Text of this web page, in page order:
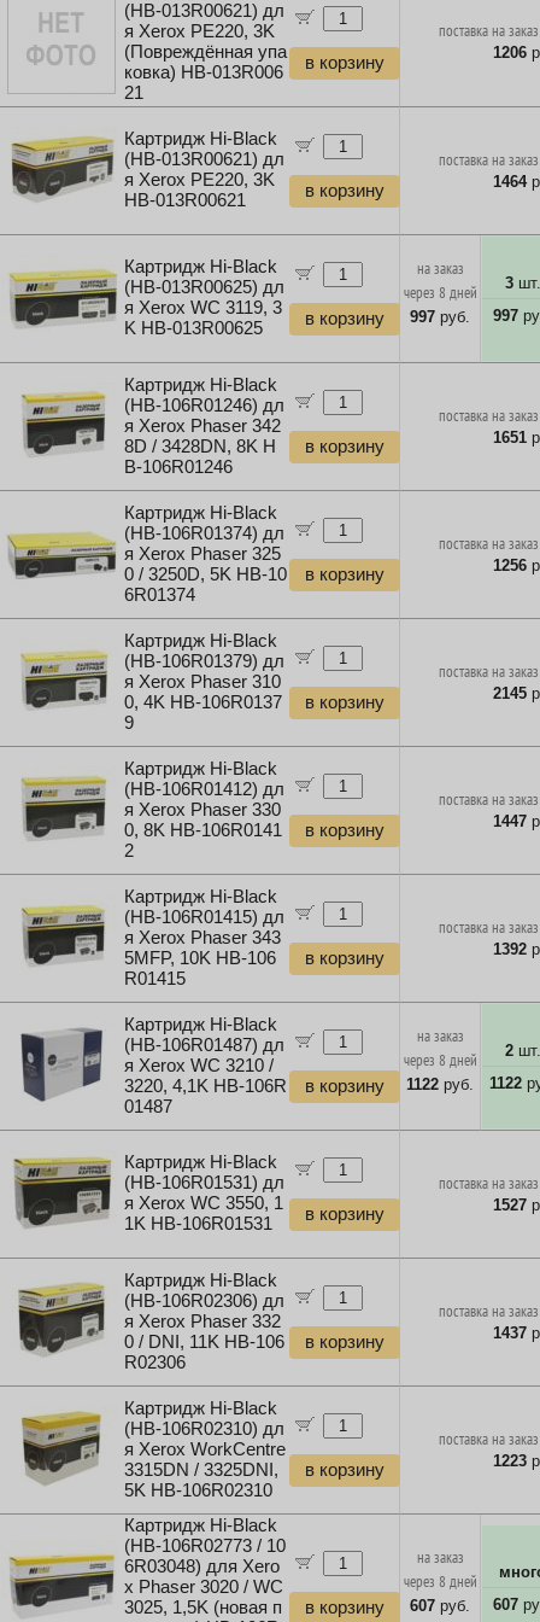
(HB-013R00621) дл
я Xerox PE220, 3K
(Повреждённая упа
ковка) HB-013R006
21
в корзину
поставка на
1206
Картридж Hi-Black
(HB-013R00621) дл
я Xerox PE220, 3K
HB-013R00621
в корзину
поставка на
1464
Картридж Hi-Black
(HB-013R00625) дл
я Xerox WC 3119, 3
K HB-013R00625
в корзину
на заказ
через 8 дней
997 руб.
3шт.
997
Картридж Hi-Black
(HB-106R01246) дл
я Xerox Phaser 342
8D / 3428DN, 8K H
B-106R01246
в корзину
поставка на
1651
Картридж Hi-Black
(HB-106R01374) дл
я Xerox Phaser 325
0 / 3250D, 5K HB-10
6R01374
в корзину
поставка на
1256
Картридж Hi-Black
(HB-106R01379) дл
я Xerox Phaser 310
0, 4K HB-106R0137
9
в корзину
поставка на
2145
Картридж Hi-Black
(HB-106R01412) дл
я Xerox Phaser 330
0, 8K HB-106R0141
2
в корзину
поставка на
1447
Картридж Hi-Black
(HB-106R01415) дл
я Xerox Phaser 343
5MFP, 10K HB-106
R01415
в корзину
поставка на
1392
Картридж Hi-Black
(HB-106R01487) дл
я Xerox WC 3210 /
3220, 4,1K HB-106R
01487
в корзину
на заказ
через 8 дней
1122 руб.
2шт.
1122
Картридж Hi-Black
(HB-106R01531) дл
я Xerox WC 3550, 1
1K HB-106R01531
в корзину
поставка на
1527
Картридж Hi-Black
(HB-106R02306) дл
я Xerox Phaser 332
0 / DNI, 11K HB-106
R02306
в корзину
поставка на
1437
Картридж Hi-Black
(HB-106R02310) дл
я Xerox WorkCentre
3315DN / 3325DNI,
5K HB-106R02310
в корзину
поставка на
1223
Картридж Hi-Black
(HB-106R02773 / 10
6R03048) для Xero
x Phaser 3020 / WC
3025, 1,5K (новая п
в корзину
на заказ
через 8 дней
607 руб.
607